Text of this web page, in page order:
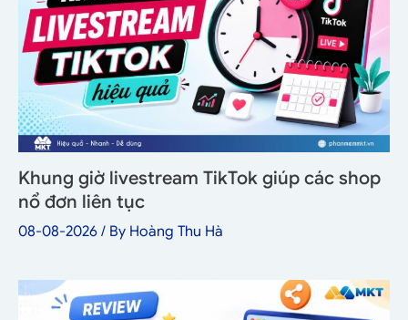
Khung giờ livestream TikTok giúp các shop
nổ đơn liên tục
08-08-2026 / By Hoàng Thu Hà